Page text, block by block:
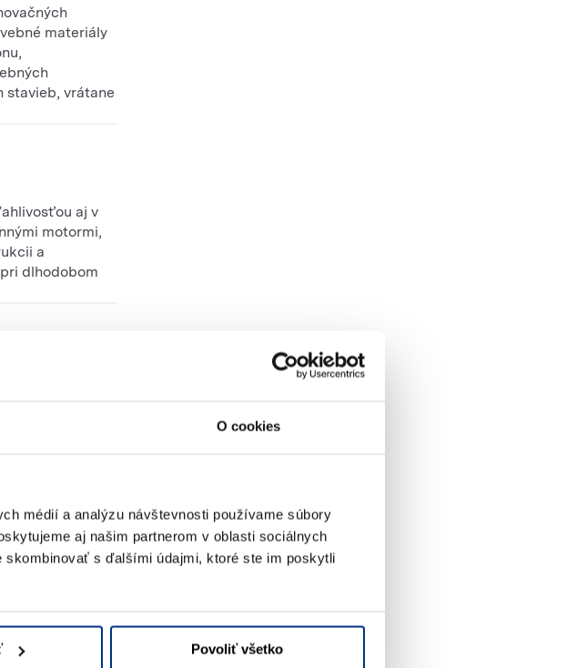
O cookies
médií a analýzu návštevnosti používame súbory
aj našim partnerom v oblasti sociálnych
s ďalšími údajmi, ktoré ste im poskytli
Povoliť všetko
materiály
stavieb, vrátane
aj v
motormi,
a
dlhodobom